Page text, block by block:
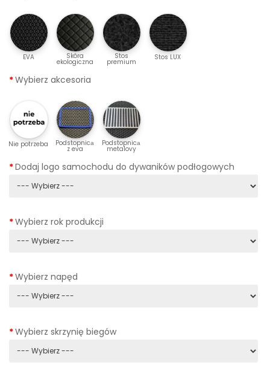
EVA Skóra
ekologiczna
Stos
premium
Stos LUX
Wybierz akcesoria
Nie potrzeba Podstopnicа
z eva
Podstopnicа
metalovy
Dodaj logo samochodu do dywaników podłogowych
Wybierz rok produkcji
Wybierz napęd
Wybierz skrzynię biegów